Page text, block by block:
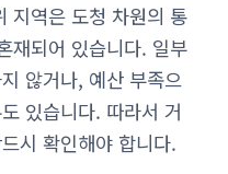
지역은 도청 차원의 통
재되어 있습니다. 일부
않거나, 예산 부족으
있습니다. 따라서 거
시 확인해야 합니다.